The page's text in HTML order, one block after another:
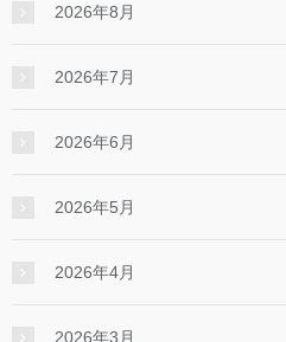
2026年8月
2026年7月
2026年6月
2026年5月
2026年4月
2026年3月